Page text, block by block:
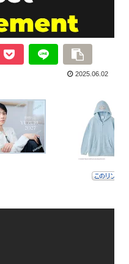
2025.06.02